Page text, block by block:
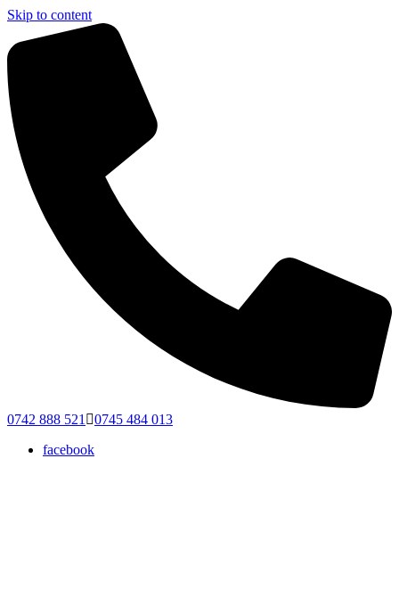
Skip to content
0742 888 521
0745 484 013
facebook